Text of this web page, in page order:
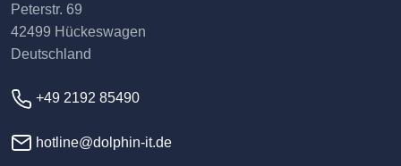
Peterstr. 69
42499 Hückeswagen
Deutschland
+49 2192 85490
hotline@dolphin-it.de